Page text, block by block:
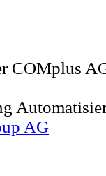
COMplus
AG